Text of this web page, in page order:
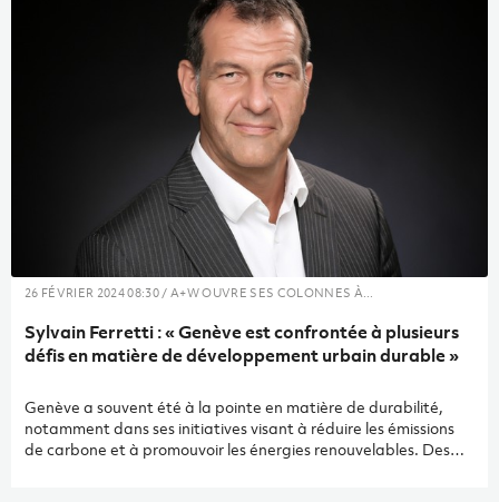
26 FÉVRIER 2024 08:30 / A+W OUVRE SES COLONNES À...
Sylvain Ferretti : « Genève est confrontée à plusieurs
défis en matière de développement urbain durable »
Genève a souvent été à la pointe en matière de durabilité,
notamment dans ses initiatives visant à réduire les émissions
de carbone et à promouvoir les énergies renouvelables. Des